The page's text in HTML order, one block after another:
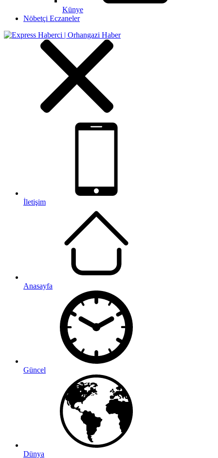
Künye
Nöbetçi Eczaneler
İletişim
Anasayfa
Güncel
Dünya